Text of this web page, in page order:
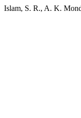
Islam, S. R., A. K.